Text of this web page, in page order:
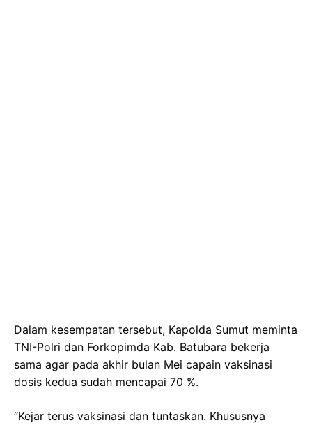
Dalam kesempatan tersebut, Kapolda Sumut meminta
TNI-Polri dan Forkopimda Kab. Batubara bekerja
sama agar pada akhir bulan Mei capain vaksinasi
dosis kedua sudah mencapai 70 %.
“Kejar terus vaksinasi dan tuntaskan. Khususnya